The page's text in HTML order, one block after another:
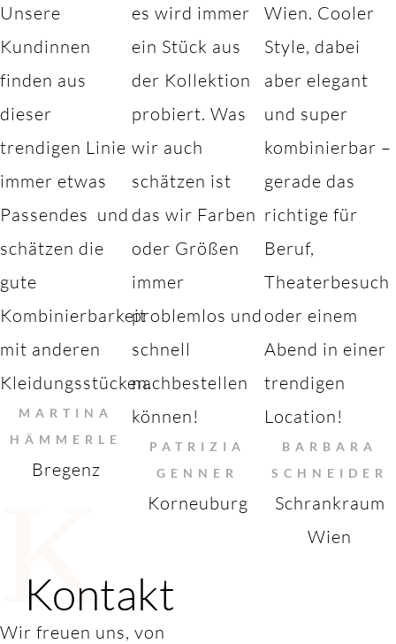
Unsere
Kundinnen
finden aus
dieser
trendigen Linie
immer etwas
Passendes und
schätzen die
gute
Kombinierbarkeit
mit anderen
Kleidungsstücken.
MARTINA
HÄMMERLE
Bregenz
es wird immer
ein Stück aus
der Kollektion
probiert. Was
wir auch
schätzen ist
das wir Farben
oder Größen
immer
problemlos und
schnell
nachbestellen
können!
PATRIZIA
GENNER
Korneuburg
Wien. Cooler
Style, dabei
aber elegant
und super
kombinierbar –
gerade das
richtige für
Beruf,
Theaterbesuch
oder einem
Abend in einer
trendigen
Location!
BARBARA
SCHNEIDER
Schrankraum
Wien
K
Kontakt
Wir freuen uns, von